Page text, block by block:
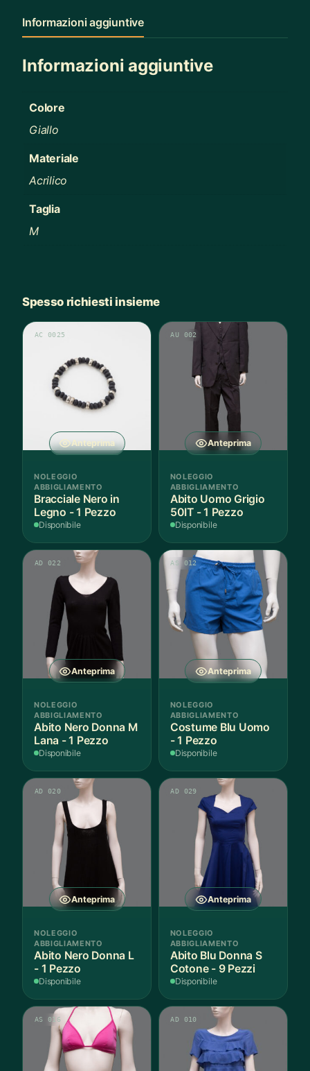
Informazioni aggiuntive
Informazioni aggiuntive
Colore
Giallo
Materiale
Acrilico
Taglia
M
Spesso richiesti insieme
Anteprima
AC 0025
NOLEGGIO
ABBIGLIAMENTO
Bracciale Nero in
Legno - 1 Pezzo
Disponibile
Anteprima
AU 002
NOLEGGIO
ABBIGLIAMENTO
Abito Uomo Grigio
50IT - 1 Pezzo
Disponibile
Anteprima
AD 022
NOLEGGIO
ABBIGLIAMENTO
Abito Nero Donna M
Lana - 1 Pezzo
Disponibile
Anteprima
AS 012
NOLEGGIO
ABBIGLIAMENTO
Costume Blu Uomo
- 1 Pezzo
Disponibile
Anteprima
AD 020
NOLEGGIO
ABBIGLIAMENTO
Abito Nero Donna L
- 1 Pezzo
Disponibile
Anteprima
AD 029
NOLEGGIO
ABBIGLIAMENTO
Abito Blu Donna S
Cotone - 9 Pezzi
Disponibile
AS 016 AD 010